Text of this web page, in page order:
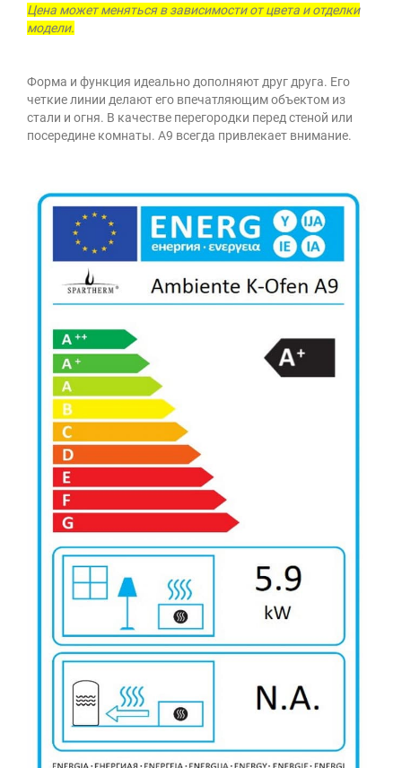
Цена может меняться в зависимости от цвета и отделки
модели.
Форма и функция идеально дополняют друг друга. Его
четкие линии делают его впечатляющим объектом из
стали и огня. В качестве перегородки перед стеной или
посередине комнаты. А9 всегда привлекает внимание.